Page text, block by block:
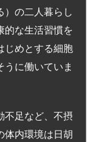
）の二人暮らし
的な生活習慣を
じめとする細胞
に働いていま
不足など、不摂
体内環境は日胡